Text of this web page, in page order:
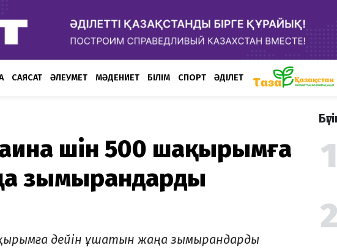
САЯСАТ ӘЛЕУМЕТ МӘДЕНИЕТ БІЛІМ СПОРТ ӘДІЛЕТ
үшін 500 шақырымға
зымырандарды
дейін ұшатын жаңа зымырандарды